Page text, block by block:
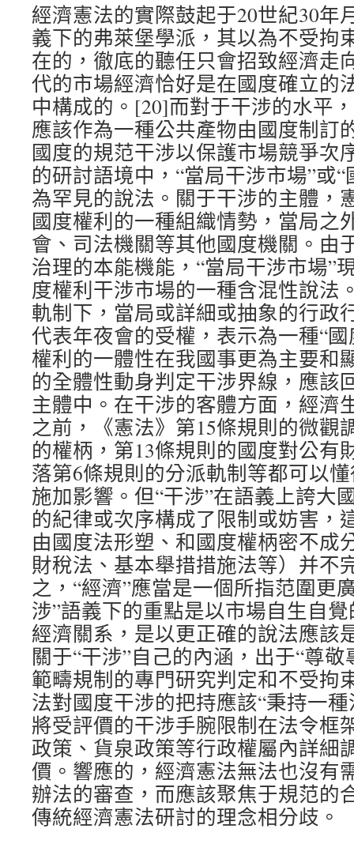
經濟憲法的實際鼓起于20世紀30年
義下的弗萊堡學派，其以為不受拘
在的，徹底的聽任只會招致經濟走
代的市場經濟恰好是在國度確立的
中構成的。[20]而對于干涉的水平
應該作為一種公共產物由國度制訂
國度的規范干涉以保護市場競爭次
的研討語境中，“當局干涉市場”或
為罕見的說法。關于干涉的主體，
國度權利的一種組織情勢，當局之
會、司法機關等其他國度機關。由
治理的本能機能，“當局干涉市場”
度權利干涉市場的一種含混性說法
軌制下，當局或詳細或抽象的行政
代表年夜會的受權，表示為一種“國
權利的一體性在我國事更為主要和
的全體性動身判定干涉界線，應該
主體中。在干涉的客體方面，經濟
之前，《憲法》第15條規則的微觀
的權柄，第13條規則的國度對公有
落第6條規則的分派軌制等都可以
施加影響。但“干涉”在語義上誇大
的紀律或次序構成了限制或妨害，
由國度法形塑、和國度權柄密不成
財稅法、基本舉措措施法等）并不
之，“經濟”應當是一個所指范圍更
涉”語義下的重點是以市場自生自
經濟關系，是以更正確的說法應該
關于“干涉”自己的內涵，出于“尊
範疇規制的專門研究判定和不受拘
法對國度干涉的把持應該“秉持一
將受評價的干涉手腕限制在法令框
政策、貨泉政策等行政權屬內詳細
價。響應的，經濟憲法無法也沒有
辦法的審查，而應該聚焦于規范的
傳統經濟憲法研討的理念相分歧。